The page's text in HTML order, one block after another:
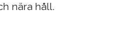
nära håll.